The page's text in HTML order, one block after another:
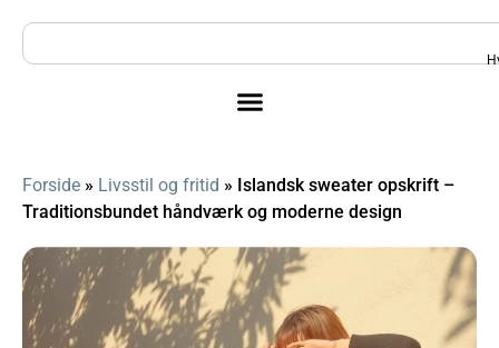
Forside » Livsstil og fritid » Islandsk sweater opskrift –
Traditionsbundet håndværk og moderne design